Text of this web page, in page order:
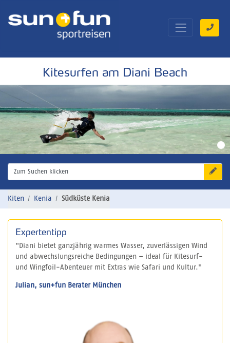
Kitesurfen am Diani Beach
Zum Suchen klicken
Kiten Kenia Südküste Kenia
Expertentipp
"Diani bietet ganzjährig warmes Wasser, zuverlässigen Wind
und abwechslungsreiche Bedingungen – ideal für Kitesurf-
und Wingfoil-Abenteuer mit Extras wie Safari und Kultur."
Julian, sun+fun Berater München